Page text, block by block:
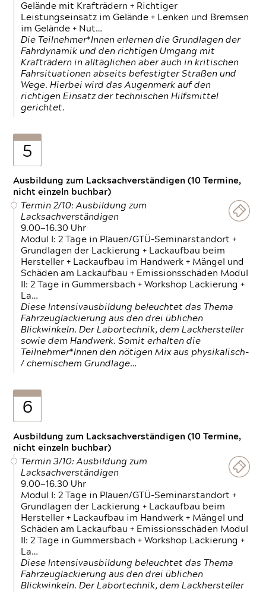
Gelände mit Krafträdern + Richtiger
Leistungseinsatz im Gelände + Lenken und Bremsen
im Gelände + Nut…
Die Teilnehmer*Innen erlernen die Grundlagen der
Fahrdynamik und den richtigen Umgang mit
Krafträdern in alltäglichen aber auch in kritischen
Fahrsituationen abseits befestigter Straßen und
Wege. Hierbei wird das Augenmerk auf den
richtigen Einsatz der technischen Hilfsmittel
gerichtet.
5
Ausbildung zum Lacksachverständigen (10 Termine,
nicht einzeln buchbar)
Termin 2/10: Ausbildung zum
Lacksachverständigen
9.00—16.30 Uhr
Modul I: 2 Tage in Plauen/GTÜ-Seminarstandort +
Grundlagen der Lackierung + Lackaufbau beim
Hersteller + Lackaufbau im Handwerk + Mängel und
Schäden am Lackaufbau + Emissionsschäden Modul
II: 2 Tage in Gummersbach + Workshop Lackierung +
La…
Diese Intensivausbildung beleuchtet das Thema
Fahrzeuglackierung aus den drei üblichen
Blickwinkeln. Der Labortechnik, dem Lackhersteller
sowie dem Handwerk. Somit erhalten die
Teilnehmer*Innen den nötigen Mix aus physikalisch-
/ chemischem Grundlage…
6
Ausbildung zum Lacksachverständigen (10 Termine,
nicht einzeln buchbar)
Termin 3/10: Ausbildung zum
Lacksachverständigen
9.00—16.30 Uhr
Modul I: 2 Tage in Plauen/GTÜ-Seminarstandort +
Grundlagen der Lackierung + Lackaufbau beim
Hersteller + Lackaufbau im Handwerk + Mängel und
Schäden am Lackaufbau + Emissionsschäden Modul
II: 2 Tage in Gummersbach + Workshop Lackierung +
La…
Diese Intensivausbildung beleuchtet das Thema
Fahrzeuglackierung aus den drei üblichen
Blickwinkeln. Der Labortechnik, dem Lackhersteller